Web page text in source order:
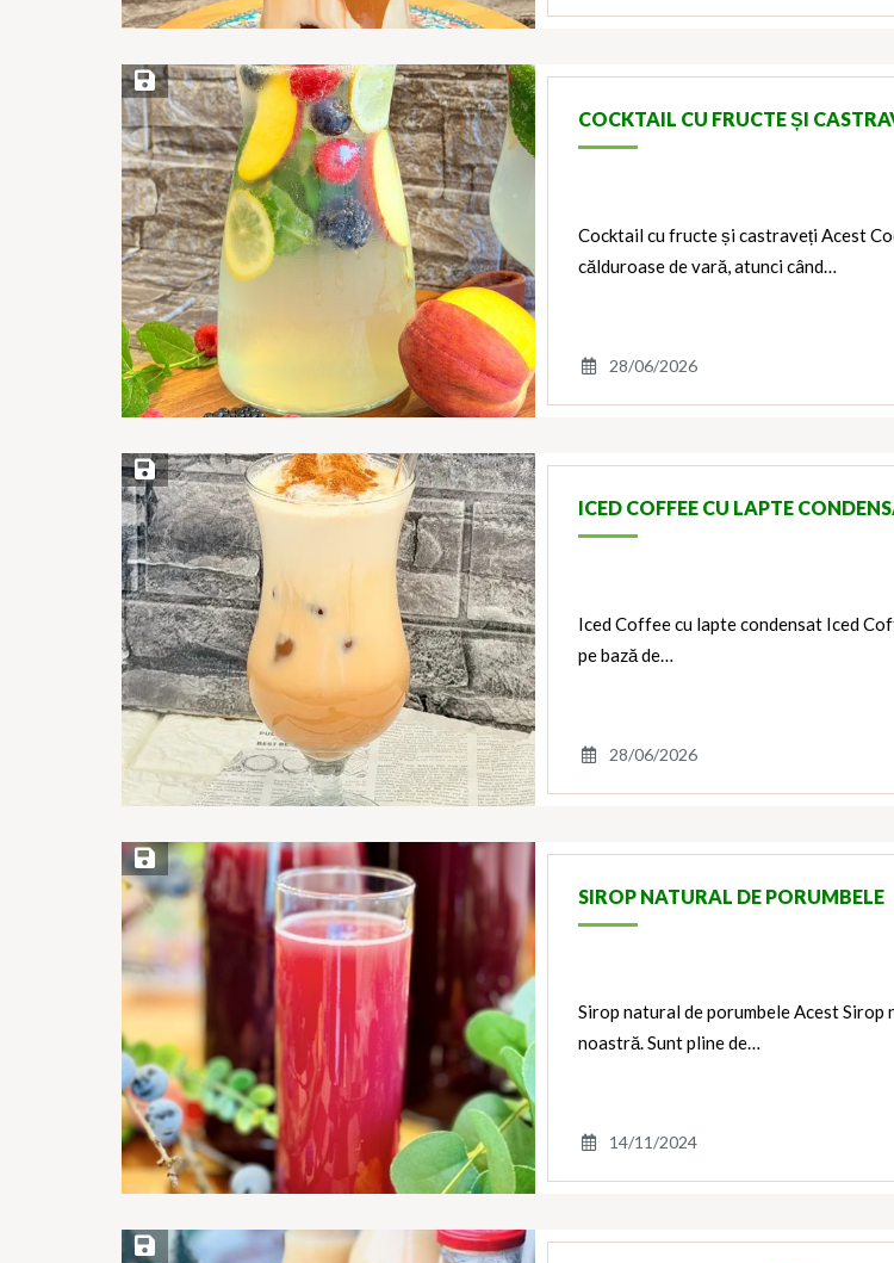
Save Recipe
COCKTAIL CU FRUCTE ȘI
Cocktail cu fructe și castraveți Acest
călduroase de vară, atunci când…
28/06/2026
Save Recipe
ICED COFFEE CU LAPTE
Iced Coffee cu lapte condensat Iced
pe bază de…
28/06/2026
Save Recipe
SIROP NATURAL DE PORUMBELE
Sirop natural de porumbele Acest Sirop
noastră. Sunt pline de…
14/11/2024
Save Recipe